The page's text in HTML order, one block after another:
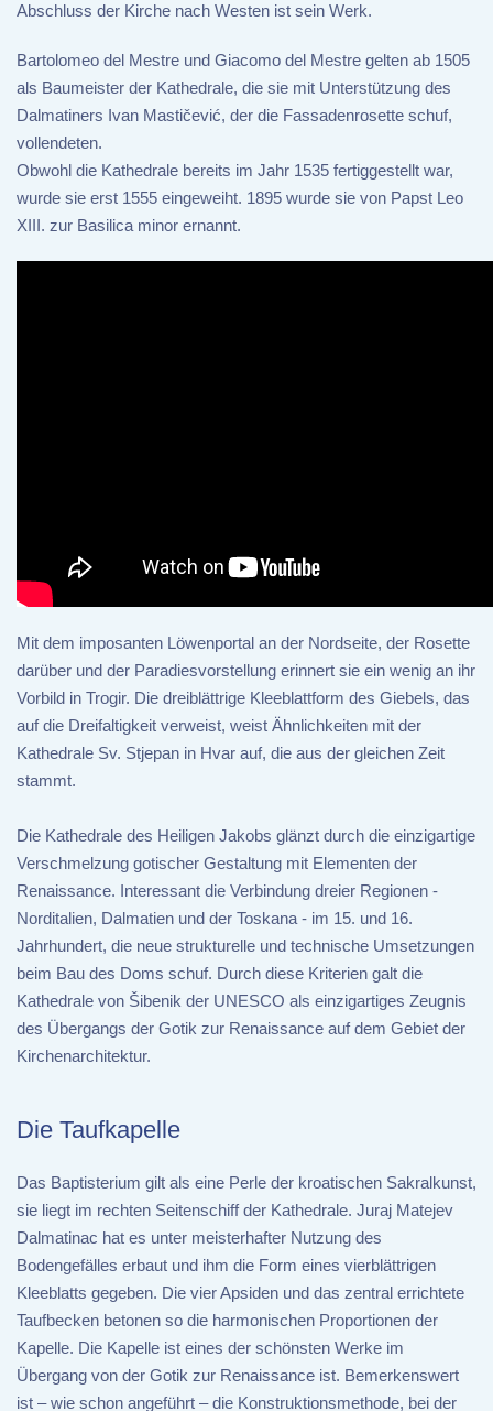
Abschluss der Kirche nach Westen ist sein Werk.
Bartolomeo del Mestre und Giacomo del Mestre gelten ab 1505
als Baumeister der Kathedrale, die sie mit Unterstützung des
Dalmatiners Ivan Mastičević, der die Fassadenrosette schuf,
vollendeten.
Obwohl die Kathedrale bereits im Jahr 1535 fertiggestellt war,
wurde sie erst 1555 eingeweiht. 1895 wurde sie von Papst Leo
XIII. zur Basilica minor ernannt.
Mit dem imposanten Löwenportal an der Nordseite, der Rosette
darüber und der Paradiesvorstellung erinnert sie ein wenig an ihr
Vorbild in Trogir. Die dreiblättrige Kleeblattform des Giebels, das
auf die Dreifaltigkeit verweist, weist Ähnlichkeiten mit der
Kathedrale Sv. Stjepan in Hvar auf, die aus der gleichen Zeit
stammt.
Die Kathedrale des Heiligen Jakobs glänzt durch die einzigartige
Verschmelzung gotischer Gestaltung mit Elementen der
Renaissance. Interessant die Verbindung dreier Regionen -
Norditalien, Dalmatien und der Toskana - im 15. und 16.
Jahrhundert, die neue strukturelle und technische Umsetzungen
beim Bau des Doms schuf. Durch diese Kriterien galt die
Kathedrale von Šibenik der UNESCO als einzigartiges Zeugnis
des Übergangs der Gotik zur Renaissance auf dem Gebiet der
Kirchenarchitektur.
Die Taufkapelle
Das Baptisterium gilt als eine Perle der kroatischen Sakralkunst,
sie liegt im rechten Seitenschiff der Kathedrale. Juraj Matejev
Dalmatinac hat es unter meisterhafter Nutzung des
Bodengefälles erbaut und ihm die Form eines vierblättrigen
Kleeblatts gegeben. Die vier Apsiden und das zentral errichtete
Taufbecken betonen so die harmonischen Proportionen der
Kapelle. Die Kapelle ist eines der schönsten Werke im
Übergang von der Gotik zur Renaissance ist. Bemerkenswert
ist – wie schon angeführt – die Konstruktionsmethode, bei der